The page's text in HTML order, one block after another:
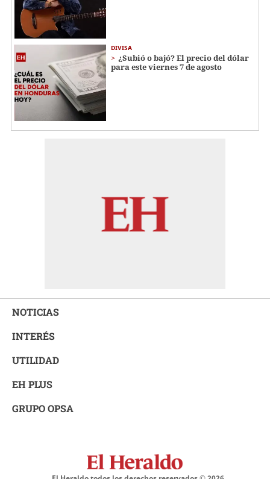
DIVISA
¿Subió o bajó? El precio del dólar
para este viernes 7 de agosto
NOTICIAS
INTERÉS
UTILIDAD
EH PLUS
GRUPO OPSA